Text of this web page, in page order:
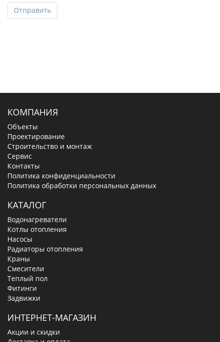
Отправить
КОМПАНИЯ
Объекты
Проектирование
Строительство и монтаж
Сервис
Контакты
Политика конфиденциальности
Политика обработки персональных данных
КАТАЛОГ
Водонагреватели
Котлы отопления
Насосы
Радиаторы отопления
Краны
Смесители
Теплый пол
Фитинги
Задвижки
ИНТЕРНЕТ-МАГАЗИН
Акции и скидки